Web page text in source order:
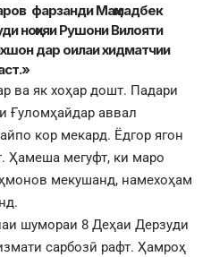
фарзанди Маҳмадбек
ноҳияи Рушони Вилояти
дар оилаи хидматчии
ва як хоҳар дошт. Падари
Ғуломҳайдар аввал
кор мекард. Ёдгор ягон
Ҳамеша мегуфт, ки маро
мекушанд, намехоҳам
шумораи 8 Деҳаи Дерзуди
сарбозӣ рафт. Ҳамроҳ